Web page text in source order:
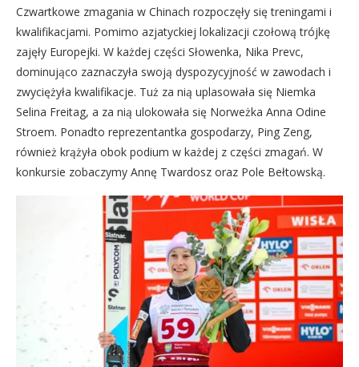
Czwartkowe zmagania w Chinach rozpoczęły się treningami i
kwalifikacjami. Pomimo azjatyckiej lokalizacji czołową trójkę
zajęły Europejki. W każdej części Słowenka, Nika Prevc,
dominująco zaznaczyła swoją dyspozycyjność w zawodach i
zwyciężyła kwalifikacje. Tuż za nią uplasowała się Niemka
Selina Freitag, a za nią ulokowała się Norweżka Anna Odine
Stroem. Ponadto reprezentantka gospodarzy, Ping Zeng,
również krążyła obok podium w każdej z części zmagań. W
konkursie zobaczymy Annę Twardosz oraz Pole Bełtowską.